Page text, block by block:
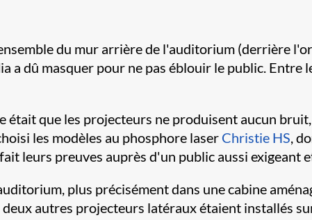
du mur arrière de l'auditorium (derrière
a dû masquer pour ne pas éblouir le public.
était que les projecteurs ne produisent aucun
les modèles au phosphore laser Christie HS,
leurs preuves auprès d'un public aussi exigeant
plus précisément dans une cabine
autres projecteurs latéraux étaient installés